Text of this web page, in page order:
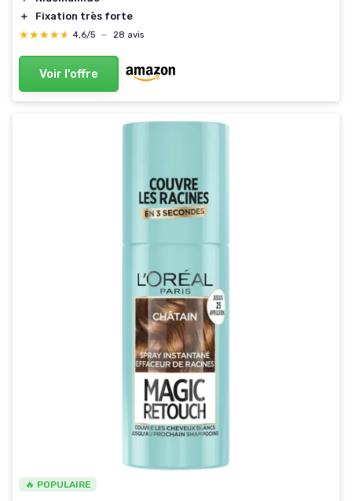
＋
Fixation très forte
★★★★★
★★★★★ 4,6/5 — 28 avis
Voir l'offre
🔥 POPULAIRE